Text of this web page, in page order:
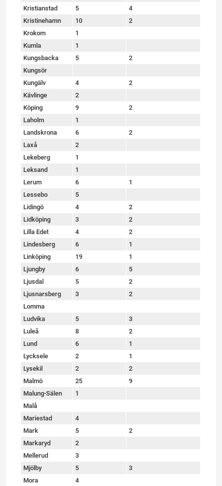
Kristianstad
5
4
Kristinehamn
10
2
Krokom
1
Kumla
1
Kungsbacka
5
2
Kungsör
Kungälv
4
2
Kävlinge
2
Köping
9
2
Laholm
1
Landskrona
6
2
Laxå
2
Lekeberg
1
Leksand
1
Lerum
6
1
Lessebo
5
Lidingö
4
2
Lidköping
3
2
Lilla Edet
4
2
Lindesberg
6
1
Linköping
19
1
Ljungby
6
5
Ljusdal
5
2
Ljusnarsberg
3
2
Lomma
Ludvika
5
3
Luleå
8
2
Lund
6
1
Lycksele
2
1
Lysekil
2
2
Malmö
25
9
Malung-Sälen
1
Malå
Mariestad
4
Mark
5
2
Markaryd
2
Mellerud
3
Mjölby
5
3
Mora
4